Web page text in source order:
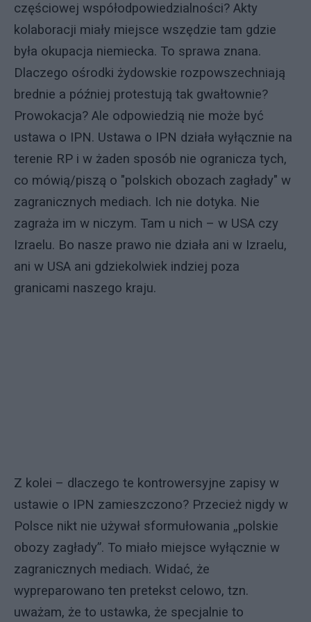
częściowej współodpowiedzialności? Akty
kolaboracji miały miejsce wszędzie tam gdzie
była okupacja niemiecka. To sprawa znana.
Dlaczego ośrodki żydowskie rozpowszechniają
brednie a później protestują tak gwałtownie?
Prowokacja? Ale odpowiedzią nie może być
ustawa o IPN. Ustawa o IPN działa wyłącznie na
terenie RP i w żaden sposób nie ogranicza tych,
co mówią/piszą o "polskich obozach zagłady" w
zagranicznych mediach. Ich nie dotyka. Nie
zagraża im w niczym. Tam u nich – w USA czy
Izraelu. Bo nasze prawo nie działa ani w Izraelu,
ani w USA ani gdziekolwiek indziej poza
granicami naszego kraju.
Z kolei – dlaczego te kontrowersyjne zapisy w
ustawie o IPN zamieszczono? Przecież nigdy w
Polsce nikt nie używał sformułowania „polskie
obozy zagłady”. To miało miejsce wyłącznie w
zagranicznych mediach. Widać, że
wypreparowano ten pretekst celowo, tzn.
uważam, że to ustawka, że specjalnie to